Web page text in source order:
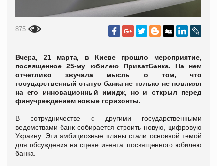
875
Вчера, 21 марта, в Киеве прошло мероприятие,
посвященное 25-му юбилею ПриватБанка. На нем
отчетливо звучала мысль о том, что
государственный статус банка не только не повлиял
на его инновационный имидж, но и открыл перед
финучреждением новые горизонты.
В сотрудничестве с другими государственными
ведомствами банк собирается строить новую, цифровую
Украину. Эти амбициозные планы стали основной темой
для обсуждения на сцене ивента, посвященного юбилею
банка.